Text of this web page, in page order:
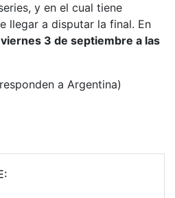
y en el cual tiene
llegar a disputar la final. En
viernes 3 de septiembre a las
a Argentina)